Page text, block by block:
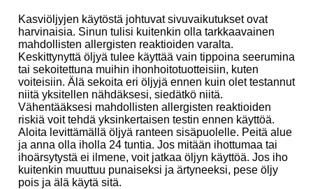
Kasviöljyjen käytöstä johtuvat sivuvaikutukset ovat
harvinaisia. Sinun tulisi kuitenkin olla tarkkaavainen
mahdollisten allergisten reaktioiden varalta.
Keskittynyttä öljyä tulee käyttää vain tippoina seerumina
tai sekoitettuna muihin ihonhoitotuotteisiin, kuten
voiteisiin. Älä sekoita eri öljyjä ennen kuin olet testannut
niitä yksitellen nähdäksesi, siedätkö niitä.
Vähentääksesi mahdollisten allergisten reaktioiden
riskiä voit tehdä yksinkertaisen testin ennen käyttöä.
Aloita levittämällä öljyä ranteen sisäpuolelle. Peitä alue
ja anna olla iholla 24 tuntia. Jos mitään ihottumaa tai
ihoärsytystä ei ilmene, voit jatkaa öljyn käyttöä. Jos iho
kuitenkin muuttuu punaiseksi ja ärtyneeksi, pese öljy
pois ja älä käytä sitä.